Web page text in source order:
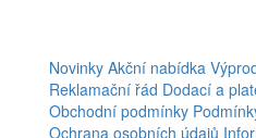
Novinky Akční nabídka
Reklamační řád Dodací a
Obchodní podmínky
Ochrana osobních údajů